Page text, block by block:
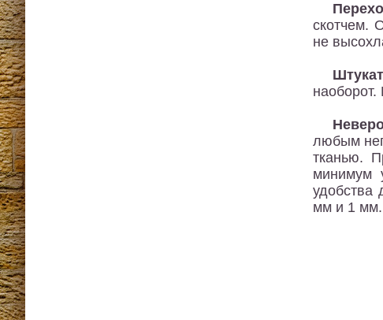
скотчем.
не
любым
тканью.
минимум
удобства
мм и 1 мм.